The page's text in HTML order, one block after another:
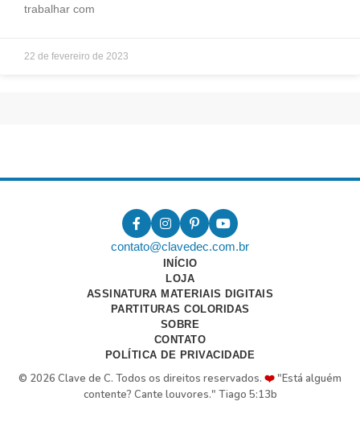
trabalhar com
22 de fevereiro de 2023
contato@clavedec.com.br
INÍCIO
LOJA
ASSINATURA MATERIAIS DIGITAIS
PARTITURAS COLORIDAS
SOBRE
CONTATO
POLÍTICA DE PRIVACIDADE
© 2026 Clave de C. Todos os direitos reservados. ❤️ "Está alguém
contente? Cante louvores." Tiago 5:13b